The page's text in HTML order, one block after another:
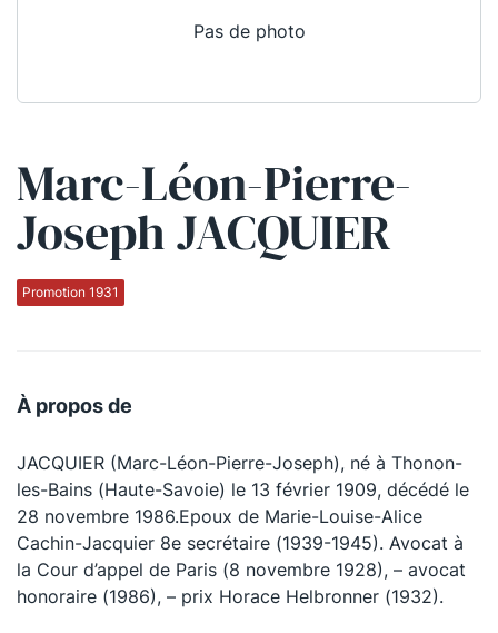
Pas de photo
Marc-Léon-Pierre-
Joseph JACQUIER
Promotion 1931
À propos de
JACQUIER (Marc-Léon-Pierre-Joseph), né à Thonon-
les-Bains (Haute-Savoie) le 13 février 1909, décédé le
28 novembre 1986.Epoux de Marie-Louise-Alice
Cachin-Jacquier 8e secrétaire (1939-1945). Avocat à
la Cour d’appel de Paris (8 novembre 1928), – avocat
honoraire (1986), – prix Horace Helbronner (1932).
Qui sommes-nous ?
La Conférence
La Conférence de Renfort
La défense pénale
Le Concours de la Conférence
La Conférence Berryer
La Petite Conférence